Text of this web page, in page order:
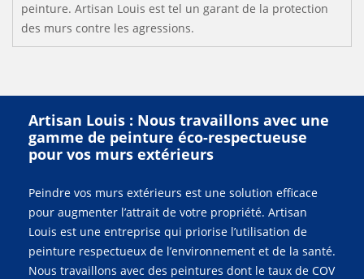
peinture. Artisan Louis est tel un garant de la protection
des murs contre les agressions.
Artisan Louis : Nous travaillons avec une
gamme de peinture éco-respectueuse
pour vos murs extérieurs
Peindre vos murs extérieurs est une solution efficace
pour augmenter l’attrait de votre propriété. Artisan
Louis est une entreprise qui priorise l’utilisation de
peinture respectueux de l’environnement et de la santé.
Nous travaillons avec des peintures dont le taux de COV